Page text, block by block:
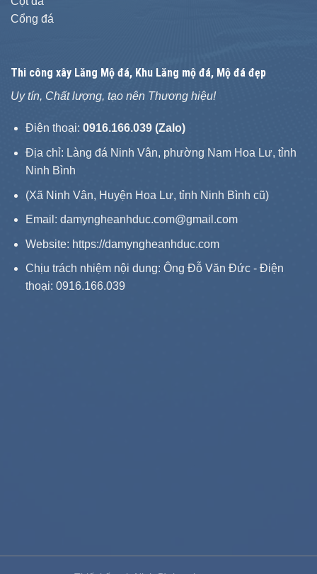
Cổng đá
Thi công xây Lăng Mộ đá, Khu Lăng mộ đá, Mộ đá đẹp
Uy tín, Chất lượng, tạo nên Thương hiệu!
Điện thoại: 0916.166.039 (Zalo)
Địa chỉ: Làng đá Ninh Vân, phường Nam Hoa Lư, tỉnh
Ninh Bình
(Xã Ninh Vân, Huyện Hoa Lư, tỉnh Ninh Bình cũ)
Email: damyngheanhduc.com@gmail.com
Website: https://damyngheanhduc.com
Chịu trách nhiệm nội dung: Ông Đỗ Văn Đức - Điện
thoại: 0916.166.039